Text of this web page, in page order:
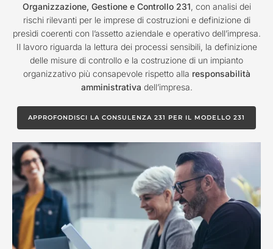
Organizzazione, Gestione e Controllo 231 , con analisi dei
rischi rilevanti per le imprese di costruzioni e definizione di
presìdi coerenti con l’assetto aziendale e operativo dell’impresa.
Il lavoro riguarda la lettura dei processi sensibili, la definizione
delle misure di controllo e la costruzione di un impianto
organizzativo più consapevole rispetto alla responsabilità
amministrativa dell’impresa.
APPROFONDISCI LA CONSULENZA 231 PER IL MODELLO 231